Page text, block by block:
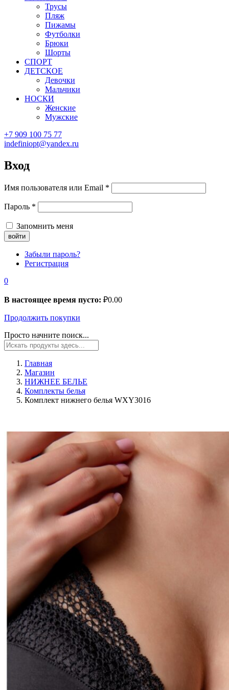
Трусы
Пляж
Пижамы
Футболки
Брюки
Шорты
СПОРТ
ДЕТСКОЕ
Девочки
Мальчики
НОСКИ
Женские
Мужские
+7 909 100 75 77
indefiniopt@yandex.ru
Вход
Имя пользователя или Email *
Пароль *
Запомнить меня
Забыли пароль?
Регистрация
0
В настоящее время пусто: ₽0.00
Продолжить покупки
Просто начните поиск...
Главная
Магазин
НИЖНЕЕ БЕЛЬЕ
Комплекты белья
Комплект нижнего белья WXY3016